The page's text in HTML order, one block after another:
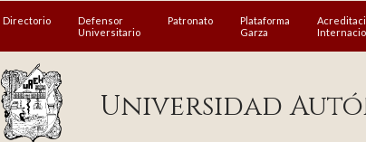
Directorio
Defensor
Universitario
Patronato
Plataforma
Garza
Universidad